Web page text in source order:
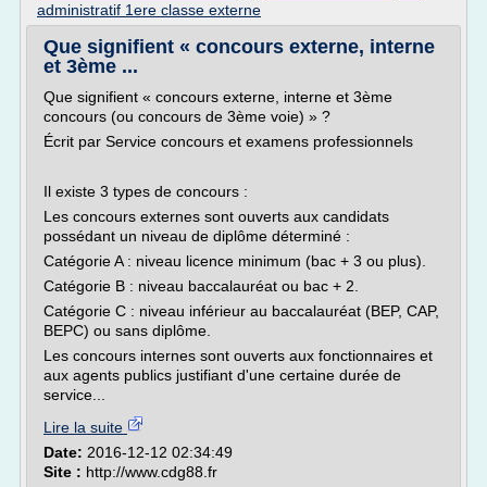
administratif 1ere classe externe
Que signifient « concours externe, interne
et 3ème ...
Que signifient « concours externe, interne et 3ème
concours (ou concours de 3ème voie) » ?
Écrit par Service concours et examens professionnels
Il existe 3 types de concours :
Les concours externes sont ouverts aux candidats
possédant un niveau de diplôme déterminé :
Catégorie A : niveau licence minimum (bac + 3 ou plus).
Catégorie B : niveau baccalauréat ou bac + 2.
Catégorie C : niveau inférieur au baccalauréat (BEP, CAP,
BEPC) ou sans diplôme.
Les concours internes sont ouverts aux fonctionnaires et
aux agents publics justifiant d'une certaine durée de
service...
Lire la suite
Date: 2016-12-12 02:34:49
Site : http://www.cdg88.fr